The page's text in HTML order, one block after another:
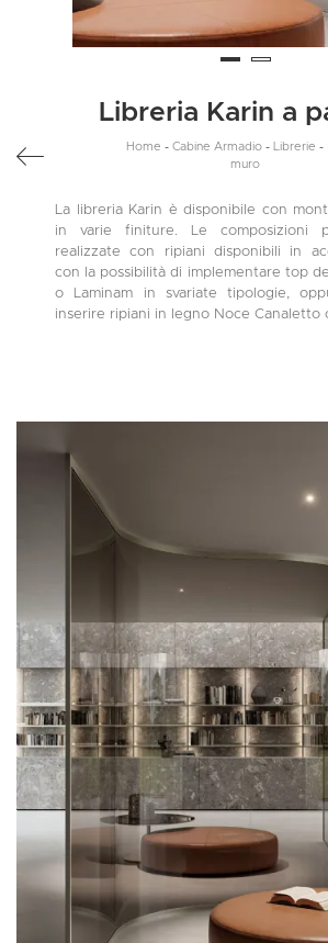
Libreria Karin a
Home -Cabine Armadio - Librerie -
muro
La libreria Karin è disponibile con
in varie finiture. Le composizioni
realizzate con ripiani disponibili in
con la possibilità di implementare top
o Laminam in svariate tipologie,
inserire ripiani in legno Noce Canaletto